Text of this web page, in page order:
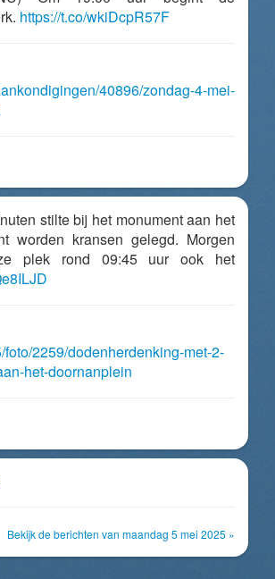
https://t.co/wkiDcpR57F
40896/zondag-4-mei-
stilte bij het monument aan het
worden kransen gelegd. Morgen
plek rond 09:45 uur ook het
2259/dodenherdenking-met-2-
het-doornanplein
Bekijk de berichten van maandag 5 mei 2025 »